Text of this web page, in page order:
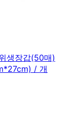
생장갑(50매)
/ 개